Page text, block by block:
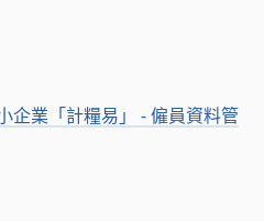
企業「計糧易」 - 僱員資料管